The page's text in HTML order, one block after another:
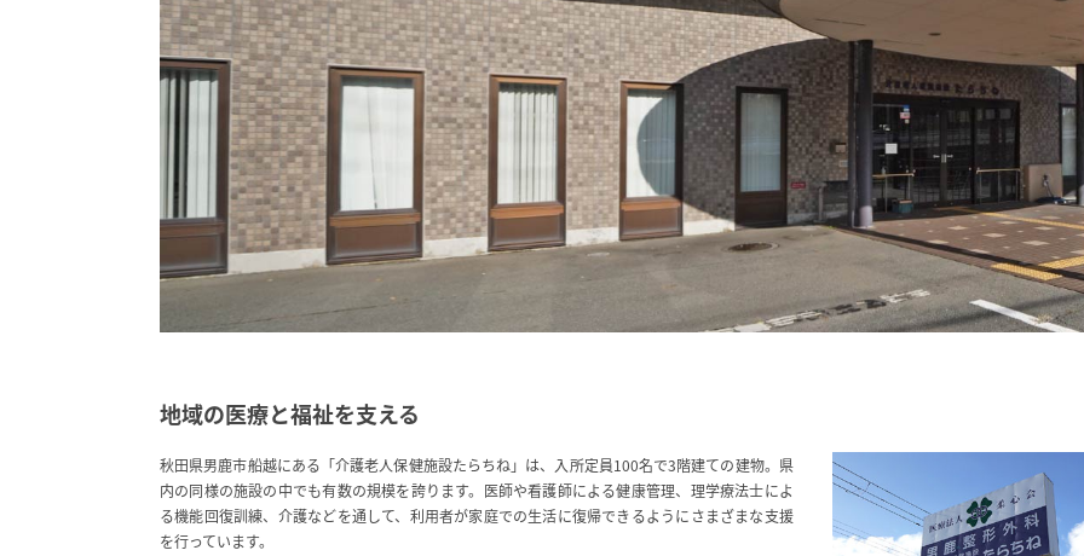
地域の医療と福祉を支える
秋田県男鹿市船越にある「介護老人保健施設たらちね」は、入所定員100名で3階建ての建物。県
内の同様の施設の中でも有数の規模を誇ります。医師や看護師による健康管理、理学療法士によ
る機能回復訓練、介護などを通して、利用者が家庭での生活に復帰できるようにさまざまな支援
を行っています。